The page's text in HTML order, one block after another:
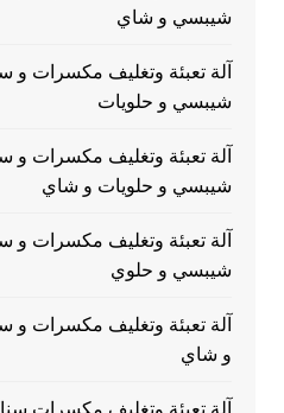
شيبسي و شاي
آلة تعبئة وتغليف مكسرات
شيبسي و حلويات
آلة تعبئة وتغليف مكسرات
شيبسي و حلويات و شاي
آلة تعبئة وتغليف مكسرات
شيبسي و حلوي
آلة تعبئة وتغليف مكسرات
و شاي
آلة تعبئة وتغليف